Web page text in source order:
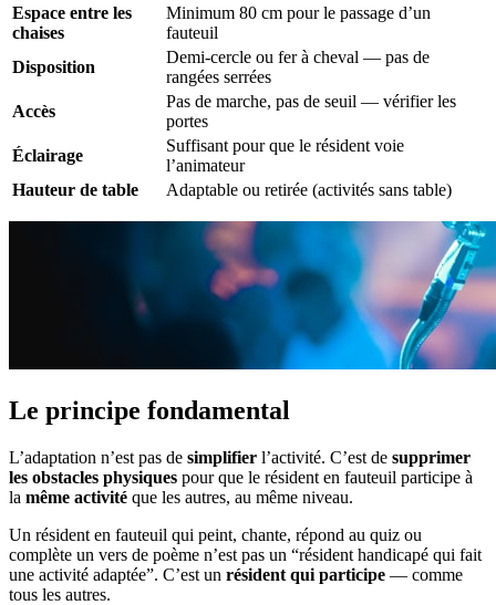
Espace entre les
chaises
Minimum 80 cm pour le passage d’un
fauteuil
Disposition
Demi-cercle ou fer à cheval — pas de
rangées serrées
Accès
Pas de marche, pas de seuil — vérifier les
portes
Éclairage
Suffisant pour que le résident voie
l’animateur
Hauteur de table
Adaptable ou retirée (activités sans table)
Le principe fondamental
L’adaptation n’est pas de simplifier l’activité. C’est de supprimer
les obstacles physiques pour que le résident en fauteuil participe à
la même activité que les autres, au même niveau.
Un résident en fauteuil qui peint, chante, répond au quiz ou
complète un vers de poème n’est pas un “résident handicapé qui fait
une activité adaptée”. C’est un résident qui participe — comme
tous les autres.